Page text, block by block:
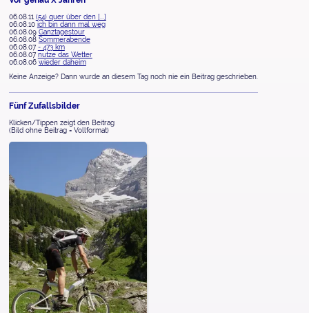
06.08.11 (54) quer über den [...]
06.08.10 ich bin dann mal weg
06.08.09 Ganztagestour
06.08.08 Sommerabende
06.08.07 - 473 km
06.08.07 nutze das Wetter
06.08.06 wieder daheim
Keine Anzeige? Dann wurde an diesem Tag noch nie ein Beitrag geschrieben.
Fünf Zufallsbilder
Klicken/Tippen zeigt den Beitrag
(Bild ohne Beitrag = Vollformat)